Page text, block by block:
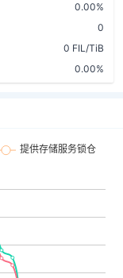
0.00%
0
0 FIL/TiB
0.00%